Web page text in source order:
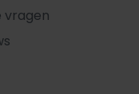
vragen